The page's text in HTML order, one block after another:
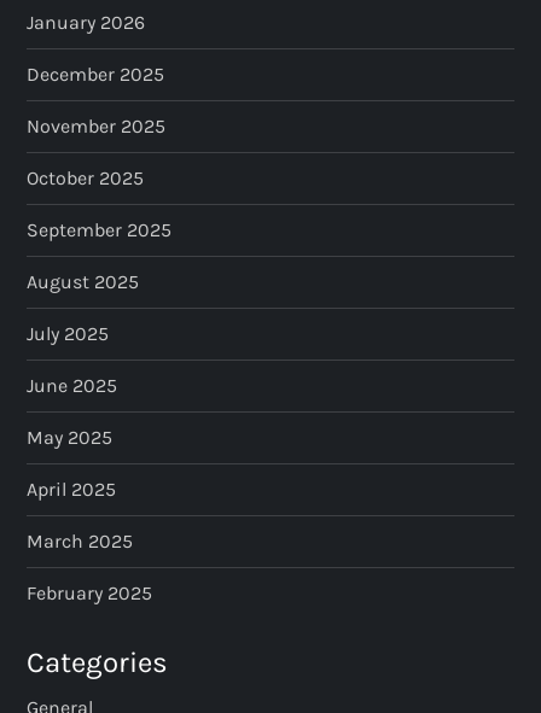
January 2026
December 2025
November 2025
October 2025
September 2025
August 2025
July 2025
June 2025
May 2025
April 2025
March 2025
February 2025
Categories
General